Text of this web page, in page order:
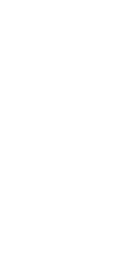
Actividades matemáticas para el
Actividades matemáticas para el